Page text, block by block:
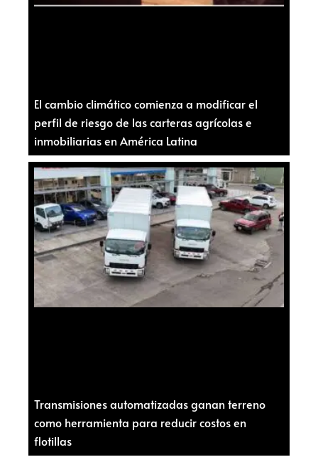
El cambio climático comienza a modificar el
perfil de riesgo de las carteras agrícolas e
inmobiliarias en América Latina
Transmisiones automatizadas ganan terreno
como herramienta para reducir costos en
flotillas